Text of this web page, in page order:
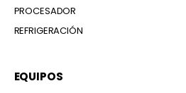
PROCESADOR
REFRIGERACIÓN
EQUIPOS